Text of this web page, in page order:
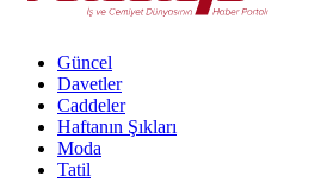
Güncel
Davetler
Caddeler
Haftanın Şıkları
Moda
Tatil